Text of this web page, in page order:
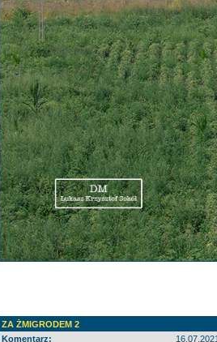
ZA ŻMIGRODEM 2
Komentarz: